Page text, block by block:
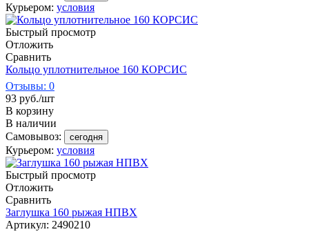
Курьером: условия
Быстрый просмотр
Отложить
Сравнить
Кольцо уплотнительное 160 КОРСИС
Отзывы: 0
93 руб./шт
В корзину
В наличии
Самовывоз:
сегодня
Курьером: условия
Быстрый просмотр
Отложить
Сравнить
Заглушка 160 рыжая НПВХ
Артикул: 2490210